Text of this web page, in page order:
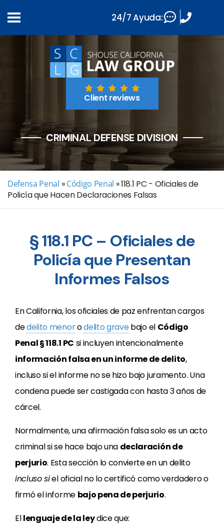
Client reviews
CRIMINAL DEFENSE DIVISION
Defensa Penal » Código Penal »118.1 PC - Oficiales de
Policía que Hacen Declaraciones Falsas
§ 118.1 PC – Oficiales de
Policía que Presentan
Informes Falsos
En California, los oficiales de paz enfrentan cargos
dedelito menorodelito gravebajo el Código
Penal § 118.1 PC si incluyen intencionalmente
información falsa en un informe de delito,
incluso si el informe no se hizo bajo juramento. Una
condena puede ser castigada con hasta 3 años de
cárcel.
Normalmente, una afirmación falsa solo es un acto
criminal si se hace bajo una declaración de
perjurio. Esta sección lo convierte en un delito
incluso siel oficial no lo certificó como verdadero o
firmó el informe bajo pena de perjurio.
Ellenguaje de la leydice que:
24/7 Ayuda: